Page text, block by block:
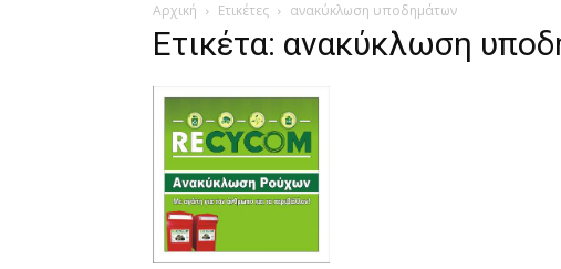
Αρχική Ετικέτες ανακύκλωση υποδημάτων
Ετικέτα: ανακύκλωση